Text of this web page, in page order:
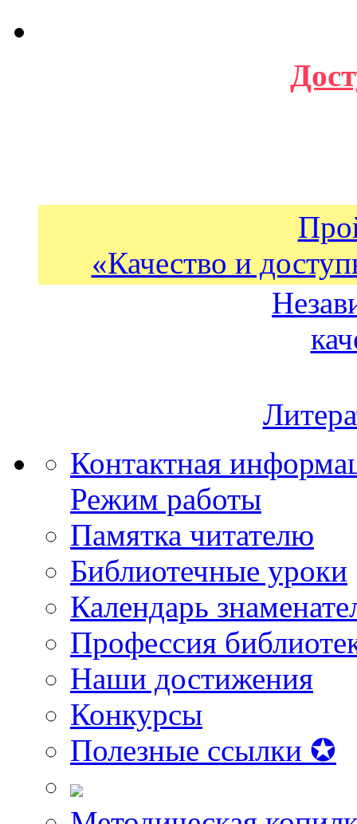
«Качество и
Контактная
Режим работы
Памятка читателю
Библиотечные уроки
Календарь
Профессия
Наши достижения
Конкурсы
Полезные ссылки ✪